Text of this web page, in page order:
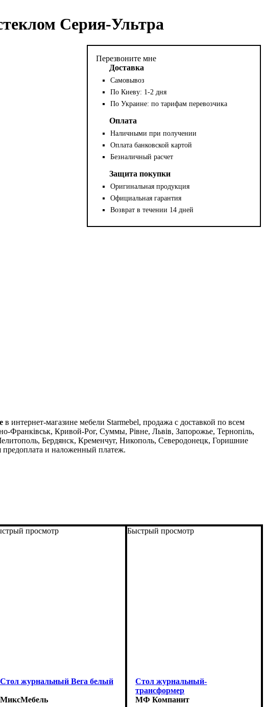
Серия-Ультра
Перезвоните мне
Доставка
Самовывоз
По Киеву: 1-2 дня
По Украине: по тарифам перевозчика
Оплата
Наличными при получении
Оплата банковской картой
Безналичный расчет
Защита покупки
Оригинальная продукция
Официальная гарантия
Возврат в течении 14 дней
в интернет-магазине мебели Starmebel, продажа с доставкой по всем
Кривой-Рог, Суммы, Рівне, Львів, Запорожье, Тернопіль,
Бердянск, Кременчуг, Никополь, Северодонецк, Горишние
и наложенный платеж.
просмотр
Стол журнальный Вега белый
МиксМебель
Быстрый просмотр
Стол журнальный-
трансформер
МФ Компанит